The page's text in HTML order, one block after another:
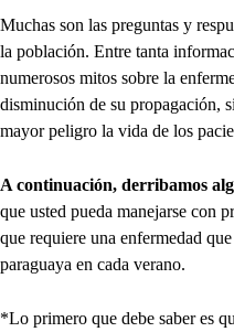
Muchas son las preguntas y
la población. Entre tanta
numerosos mitos sobre la
disminución de su propagación,
mayor peligro la vida de los
A continuación, derribamos
que usted pueda manejarse con
que requiere una enfermedad
paraguaya en cada verano.
*Lo primero que debe saber es